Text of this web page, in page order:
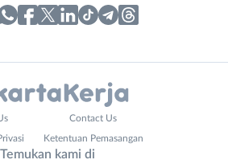
Contact Us
Ketentuan Pemasangan
Temukan kami di